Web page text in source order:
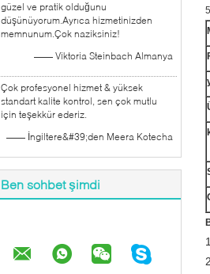
güzel ve pratik olduğunu
düşünüyorum.Ayrıca hizmetinizden
memnunum.Çok naziksiniz!
—— Viktoria Steinbach Almanya
Çok profesyonel hizmet & yüksek
standart kalite kontrol, sen çok mutlu
için teşekkür ederiz.
—— İngiltere&#39;den Meera Kotecha
Ben sohbet şimdi